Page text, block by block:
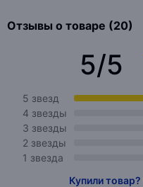
Отзывы о товаре (20)
5/5
5 звезд
4 звезды
3 звезды
2 звезды
1 звезда
Купили товар?